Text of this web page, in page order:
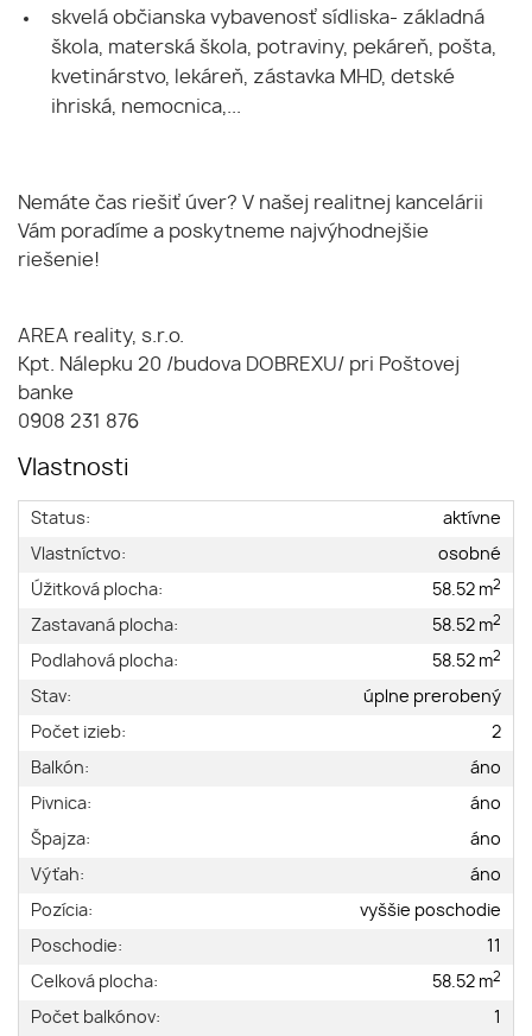
skvelá občianska vybavenosť sídliska- základná
škola, materská škola, potraviny, pekáreň, pošta,
kvetinárstvo, lekáreň, zástavka MHD, detské
ihriská, nemocnica,...
Nemáte čas riešiť úver? V našej realitnej kancelárii
Vám poradíme a poskytneme najvýhodnejšie
riešenie!
AREA reality, s.r.o.
Kpt. Nálepku 20 /budova DOBREXU/ pri Poštovej
banke
0908 231 876
Vlastnosti
Status:
aktívne
Vlastníctvo:
osobné
Úžitková plocha:
58.52 m2
Zastavaná plocha: 58.52 m2
Podlahová plocha: 58.52 m2
Stav:
úplne prerobený
Počet izieb:
2
Balkón:
áno
Pivnica:
áno
Špajza:
áno
Výťah:
áno
Pozícia:
vyššie poschodie
Poschodie:
11
Celková plocha:
58.52 m2
Počet balkónov: 1